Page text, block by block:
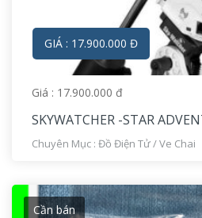
GIÁ : 17.900.000 Đ
Giá : 17.900.000 đ
SKYWATCHER -STAR
Chuyên Mục : Đồ Điện Tử/Ve Chai
Cần bán